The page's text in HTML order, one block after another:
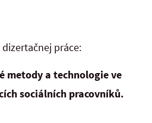
dizertačnej práce:
metody a technologie ve
sociálních pracovníků.